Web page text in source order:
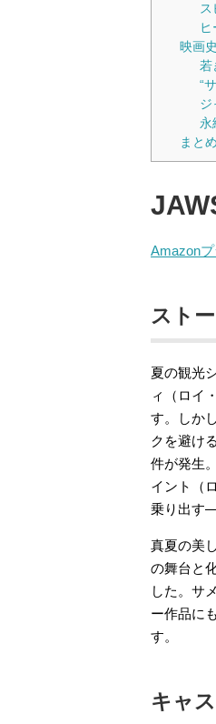
ス
映画
若
“
ジ
永
まとめ
Amazonプ
スト
夏の観光
ィ（ロイ
す。しか
クを避け
件が発生
イント（
乗り出す
真夏の美
の舞台と
した。サ
ー作品に
す。
キャ